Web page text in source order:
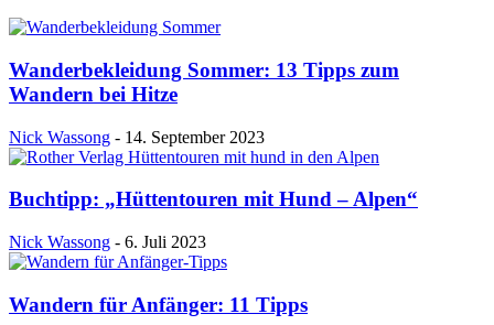
Wanderbekleidung Sommer: 13 Tipps zum
Wandern bei Hitze
Nick Wassong - 14. September 2023
Buchtipp: „Hüttentouren mit Hund – Alpen“
Nick Wassong - 6. Juli 2023
Wandern für Anfänger: 11 Tipps